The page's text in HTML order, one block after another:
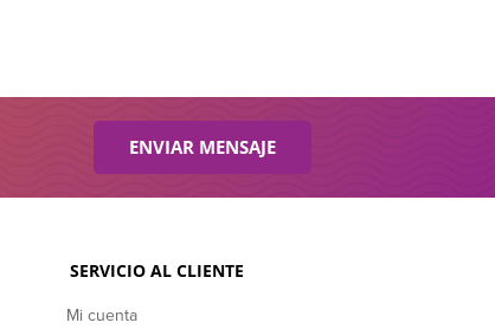
ENVIAR MENSAJE
SERVICIO AL CLIENTE
Mi cuenta